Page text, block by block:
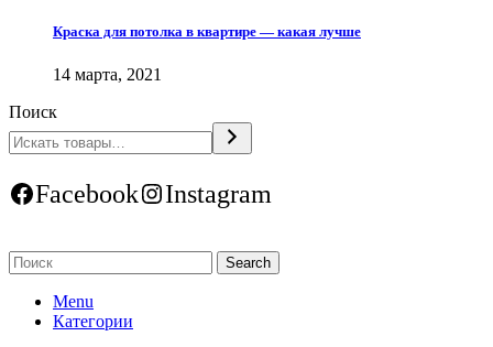
Краска для потолка в квартире — какая лучше
14 марта, 2021
Поиск
Facebook Instagram
Search
Menu
Категории